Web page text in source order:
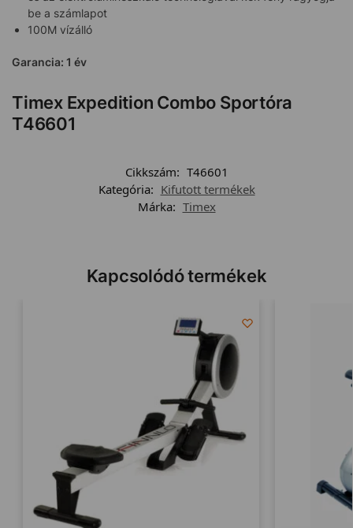
be a számlapot
100M vízálló
Garancia: 1 év
Timex Expedition Combo Sportóra
T46601
Cikkszám: T46601
Kategória: Kifutott termékek
Márka: Timex
Kapcsolódó termékek